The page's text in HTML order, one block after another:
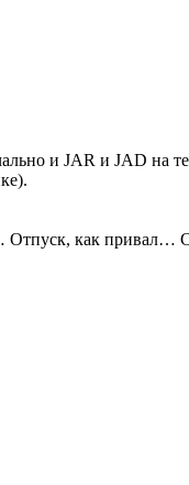
и JAR и JAD на
как привал…